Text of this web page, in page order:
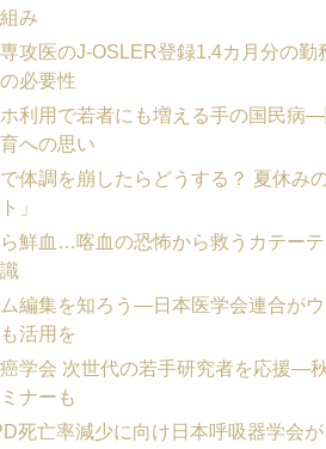
み
攻医のJ-OSLER登録1.4カ月分の
必要性
利用で若者にも増える手の国民病
への思い
体調を崩したらどうする？ 夏休み
」
鮮血…喀血の恐怖から救うカテー
編集を知ろう―日本医学会連合が
活用を
癌学会 次世代の若手研究者を応援―
ナーも
死亡率減少に向け日本呼吸器学会